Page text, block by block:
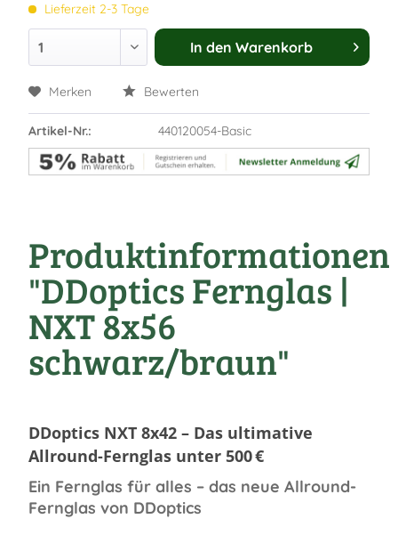
Lieferzeit 2-3 Tage
In den Warenkorb
Merken Bewerten
Artikel-Nr.: 440120054-Basic
Produktinformationen
"DDoptics Fernglas |
NXT 8x56
schwarz/braun"
DDoptics NXT 8x42 – Das ultimative
Allround-Fernglas unter 500 €
Ein Fernglas für alles – das neue Allround-
Fernglas von DDoptics